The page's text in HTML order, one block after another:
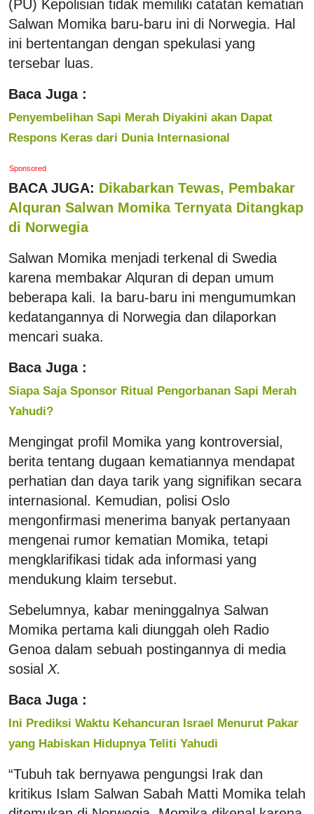
(PU) Kepolisian tidak memiliki catatan kematian
Salwan Momika baru-baru ini di Norwegia. Hal
ini bertentangan dengan spekulasi yang
tersebar luas.
Baca Juga :
Penyembelihan Sapi Merah Diyakini akan Dapat
Respons Keras dari Dunia Internasional
Sponsored
BACA JUGA: Dikabarkan Tewas, Pembakar
Alquran Salwan Momika Ternyata Ditangkap
di Norwegia
Salwan Momika menjadi terkenal di Swedia
karena membakar Alquran di depan umum
beberapa kali. Ia baru-baru ini mengumumkan
kedatangannya di Norwegia dan dilaporkan
mencari suaka.
Baca Juga :
Siapa Saja Sponsor Ritual Pengorbanan Sapi Merah
Yahudi?
Mengingat profil Momika yang kontroversial,
berita tentang dugaan kematiannya mendapat
perhatian dan daya tarik yang signifikan secara
internasional. Kemudian, polisi Oslo
mengonfirmasi menerima banyak pertanyaan
mengenai rumor kematian Momika, tetapi
mengklarifikasi tidak ada informasi yang
mendukung klaim tersebut.
Sebelumnya, kabar meninggalnya Salwan
Momika pertama kali diunggah oleh Radio
Genoa dalam sebuah postingannya di media
sosial X.
Baca Juga :
Ini Prediksi Waktu Kehancuran Israel Menurut Pakar
yang Habiskan Hidupnya Teliti Yahudi
“Tubuh tak bernyawa pengungsi Irak dan
kritikus Islam Salwan Sabah Matti Momika telah